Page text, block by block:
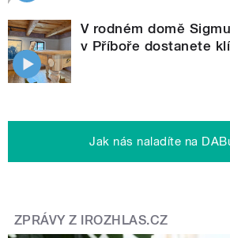
V rodném domě
v Příboře dostanete
Jak nás naladíte na
ZPRÁVY Z IROZHLAS.CZ